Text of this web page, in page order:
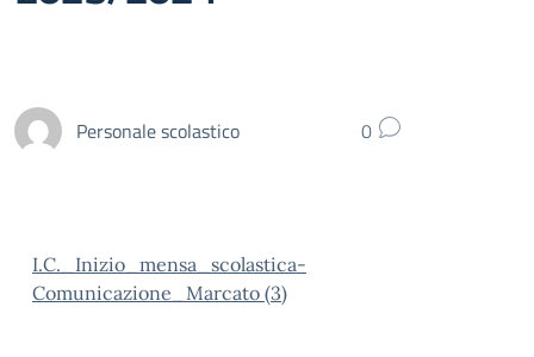
Personale scolastico 0
I.C._Inizio_mensa_scolastica-
Comunicazione_Marcato (3)